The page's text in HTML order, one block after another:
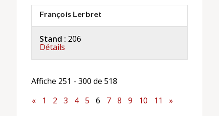
François Lerbret
Stand : 206
Détails
Affiche 251 - 300 de 518
«
1 2 3 4 5 6 7 8 9 10 11 »